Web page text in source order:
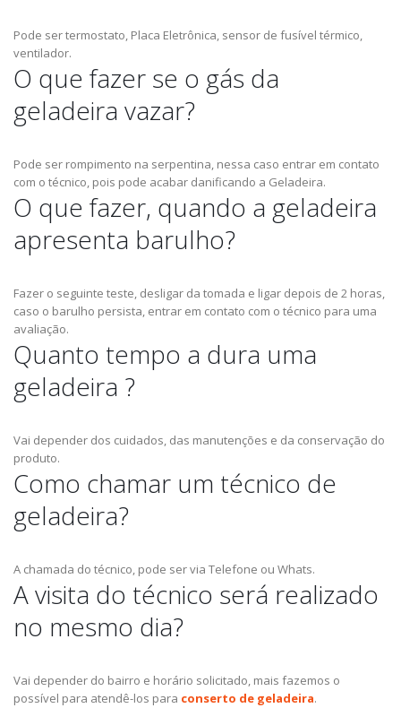
Pode ser termostato, Placa Eletrônica, sensor de fusível térmico,
ventilador.
O que fazer se o gás da
geladeira vazar?
Pode ser rompimento na serpentina, nessa caso entrar em contato
com o técnico, pois pode acabar danificando a Geladeira.
O que fazer, quando a geladeira
apresenta barulho?
Fazer o seguinte teste, desligar da tomada e ligar depois de 2 horas,
caso o barulho persista, entrar em contato com o técnico para uma
avaliação.
Quanto tempo a dura uma
geladeira ?
Vai depender dos cuidados, das manutenções e da conservação do
produto.
Como chamar um técnico de
geladeira?
A chamada do técnico, pode ser via Telefone ou Whats.
A visita do técnico será realizado
no mesmo dia?
Vai depender do bairro e horário solicitado, mais fazemos o
possível para atendê-los para conserto de geladeira.